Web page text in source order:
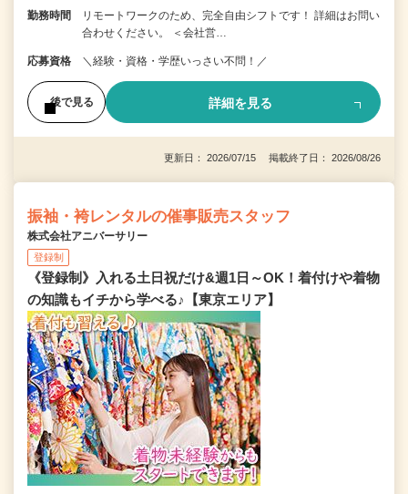
勤務時間
リモートワークのため、完全自由シフトです！ 詳細はお問い
合わせください。 ＜会社営…
応募資格 ＼経験・資格・学歴いっさい不問！／
後で見る 詳細を見る
更新日： 2026/07/15 掲載終了日： 2026/08/26
振袖・袴レンタルの催事販売スタッフ
株式会社アニバーサリー
登録制
《登録制》入れる土日祝だけ&週1日～OK！着付けや着物
の知識もイチから学べる♪【東京エリア】